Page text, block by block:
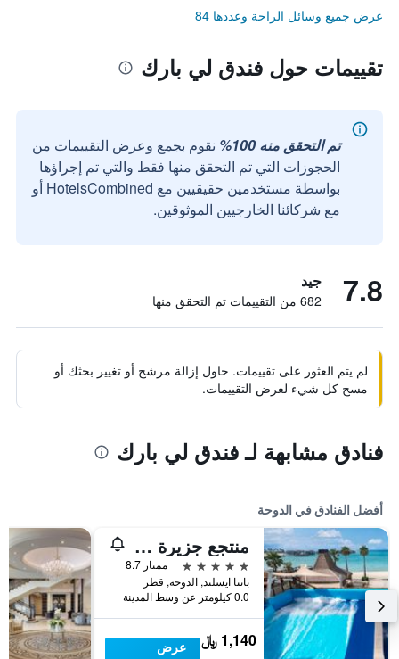
عرض جميع وسائل الراحة وعددها 84
تقييمات حول فندق لي بارك
تم التحقق منه 100%
نقوم بجمع وعرض التقييمات من
الحجوزات التي تم التحقق منها فقط والتي تم إجراؤها
بواسطة مستخدمين حقيقيين مع HotelsCombined أو
مع شركائنا الخارجيين الموثوقين.
7.8 جيد
682 من التقييمات تم التحقق منها
لم يتم العثور على تقييمات. حاول إزالة مرشح أو تغيير بحثك أو
مسح كل شيء لعرض التقييمات.
فنادق مشابهة لـ فندق لي بارك
أفضل الفنادق في الدوحة
منتجع جزيرة البنانا في الدوحة بإدارة أنانتارا
5 نجوم
ممتاز 8.7
باننا ايسلند, الدوحة, قطر
0.0 كيلومتر عن وسط المدينة
1,140 ﷼
عرض